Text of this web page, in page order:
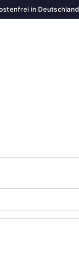
in Deutschland